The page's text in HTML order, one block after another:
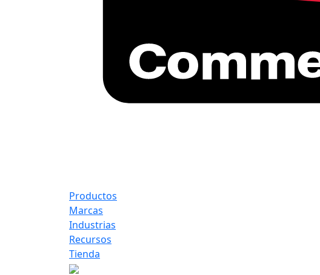
Productos
Marcas
Industrias
Recursos
Tienda